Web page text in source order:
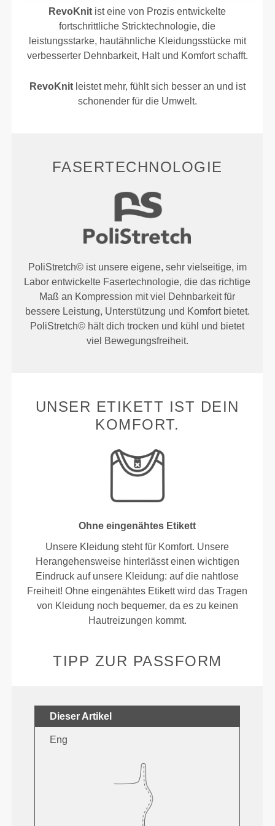
RevoKnit ist eine von Prozis entwickelte
fortschrittliche Stricktechnologie, die
leistungsstarke, hautähnliche Kleidungsstücke mit
verbesserter Dehnbarkeit, Halt und Komfort schafft.
RevoKnitleistet mehr, fühlt sich besser an und ist
schonender für die Umwelt.
FASERTECHNOLOGIE
PoliStretch© ist unsere eigene, sehr vielseitige, im
Labor entwickelte Fasertechnologie, die das richtige
Maß an Kompression mit viel Dehnbarkeit für
bessere Leistung, Unterstützung und Komfort bietet.
PoliStretch© hält dich trocken und kühl und bietet
viel Bewegungsfreiheit.
UNSER ETIKETT IST DEIN
KOMFORT.
Ohne eingenähtes Etikett
Unsere Kleidung steht für Komfort. Unsere
Herangehensweise hinterlässt einen wichtigen
Eindruck auf unsere Kleidung: auf die nahtlose
Freiheit! Ohne eingenähtes Etikett wird das Tragen
von Kleidung noch bequemer, da es zu keinen
Hautreizungen kommt.
TIPP ZUR PASSFORM
Dieser Artikel
Eng